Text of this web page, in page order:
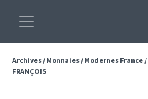
Archives/ Monnaies/ Modernes France/
FRANÇOIS